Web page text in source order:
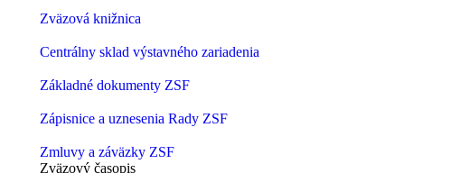
Zväzová knižnica
Centrálny sklad výstavného zariadenia
Základné dokumenty ZSF
Zápisnice a uznesenia Rady ZSF
Zmluvy a záväzky ZSF
Zväzový časopis